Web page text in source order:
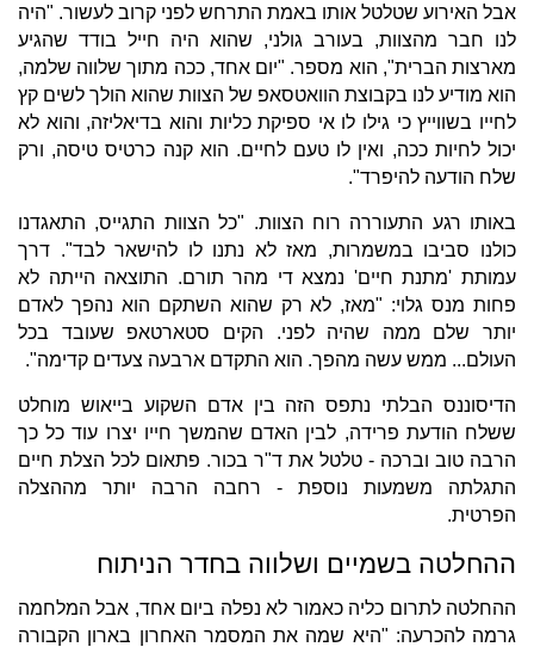
אבל האירוע שטלטל אותו באמת התרחש לפני קרוב לעשור. "היה
לנו חבר מהצוות, בעורב גולני, שהוא היה חייל בודד שהגיע
מארצות הברית", הוא מספר. "יום אחד, ככה מתוך שלווה שלמה,
הוא מודיע לנו בקבוצת הוואטסאפ של הצוות שהוא הולך לשים קץ
לחייו בשווייץ כי גילו לו אי ספיקת כליות והוא בדיאליזה, והוא לא
יכול לחיות ככה, ואין לו טעם לחיים. הוא קנה כרטיס טיסה, ורק
שלח הודעה להיפרד".
באותו רגע התעוררה רוח הצוות. "כל הצוות התגייס, התאגדנו
כולנו סביבו במשמרות, מאז לא נתנו לו להישאר לבד". דרך
עמותת 'מתנת חיים' נמצא די מהר תורם. התוצאה הייתה לא
פחות מנס גלוי: "מאז, לא רק שהוא השתקם הוא נהפך לאדם
יותר שלם ממה שהיה לפני. הקים סטארטאפ שעובד בכל
העולם... ממש עשה מהפך. הוא התקדם ארבעה צעדים קדימה".
הדיסוננס הבלתי נתפס הזה בין אדם השקוע בייאוש מוחלט
ששלח הודעת פרידה, לבין האדם שהמשך חייו יצרו עוד כל כך
הרבה טוב וברכה - טלטל את ד"ר בכור. פתאום לכל הצלת חיים
התגלתה משמעות נוספת - רחבה הרבה יותר מההצלה
הפרטית.
ההחלטה בשמיים ושלווה בחדר הניתוח
ההחלטה לתרום כליה כאמור לא נפלה ביום אחד, אבל המלחמה
גרמה להכרעה: "היא שמה את המסמר האחרון בארון הקבורה